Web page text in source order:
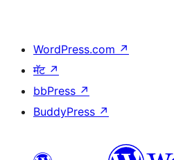
WordPress.com ↗
मॅट ↗
bbPress ↗
BuddyPress ↗